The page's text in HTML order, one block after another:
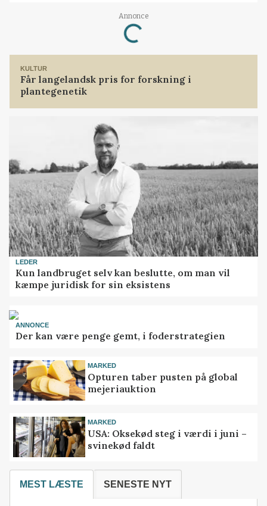
Annonce
Loading...
KULTUR
Får langelandsk pris for forskning i
plantegenetik
LEDER
Kun landbruget selv kan beslutte, om man vil
kæmpe juridisk for sin eksistens
ANNONCE
Der kan være penge gemt, i foderstrategien
MARKED
Opturen taber pusten på global
mejeriauktion
MARKED
USA: Oksekød steg i værdi i juni –
svinekød faldt
MEST LÆSTE SENESTE NYT